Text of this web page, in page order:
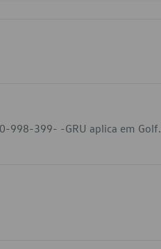
998-399- -GRU aplica em Golf.